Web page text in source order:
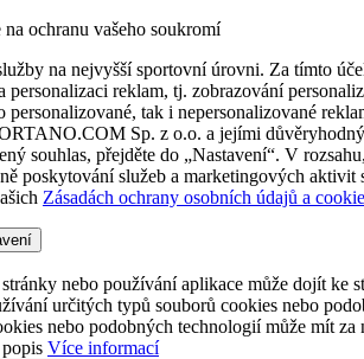
ochranu vašeho soukromí
na nejvyšší sportovní úrovni. Za tímto
personalizaci reklam, tj. zobrazování
tak i nepersonalizované
Sp. z o.o. a jejími
souhlas, přejděte do „Nastavení“. V
poskytování služeb a marketingových
Zásadách ochrany osobních údajů a
nebo používání aplikace může dojít ke
určitých typů souborů cookies nebo
nebo podobných technologií může mít
Více informací